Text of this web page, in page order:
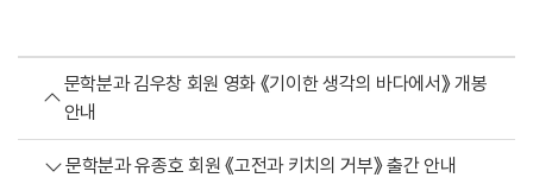
문학분과 김우창 회원 영화 《기이한 생각의 바다에서》 개봉
안내
문학분과 유종호 회원 《고전과 키치의 거부》 출간 안내